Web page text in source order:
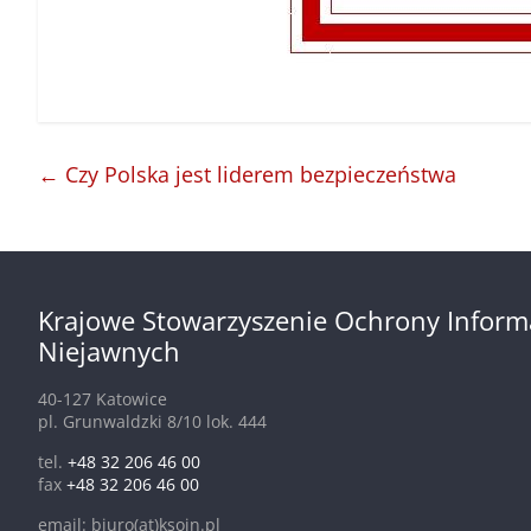
← Czy Polska jest liderem bezpieczeństwa
Krajowe Stowarzyszenie Ochrony
Niejawnych
40-127 Katowice
pl. Grunwaldzki 8/10 lok. 444
tel. +48 32 206 46 00
fax +48 32 206 46 00
email: biuro(at)ksoin.pl